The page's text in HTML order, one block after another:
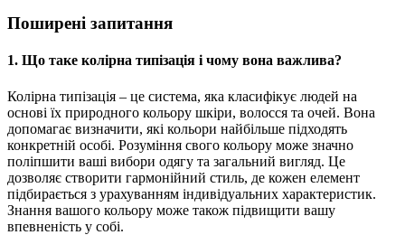
Поширені запитання
1. Що таке колірна типізація і чому вона важлива?
Колірна типізація – це система, яка класифікує людей на
основі їх природного кольору шкіри, волосся та очей. Вона
допомагає визначити, які кольори найбільше підходять
конкретній особі. Розуміння свого кольору може значно
поліпшити ваші вибори одягу та загальний вигляд. Це
дозволяє створити гармонійний стиль, де кожен елемент
підбирається з урахуванням індивідуальних характеристик.
Знання вашого кольору може також підвищити вашу
впевненість у собі.